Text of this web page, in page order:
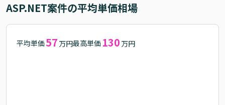
ASP.NET案件の平均単価相場
平均単価57 万円最高単価 130 万円